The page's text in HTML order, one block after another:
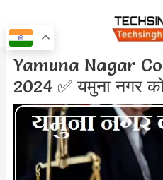
to
content
Yamuna Nagar
2024 ✅ यमुना नगर
Post
navigation